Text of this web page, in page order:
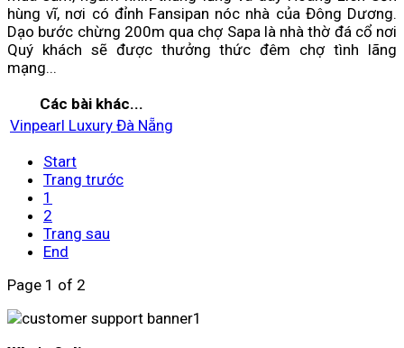
hùng vĩ, nơi có đỉnh Fansipan nóc nhà của Đông Dương.
Dạo bước chừng 200m qua chợ Sapa là nhà thờ đá cổ nơi
Quý khách sẽ được thưởng thức đêm chợ tình lãng
mạng...
Các bài khác...
Vinpearl Luxury Đà Nẵng
Start
Trang trước
1
2
Trang sau
End
Page 1 of 2